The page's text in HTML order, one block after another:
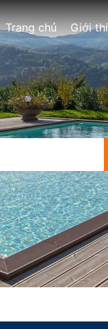
Trang chủ Giới